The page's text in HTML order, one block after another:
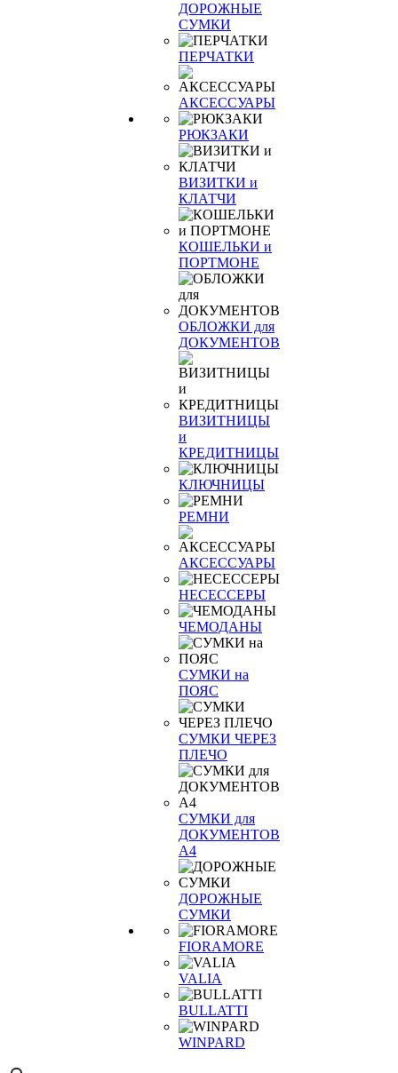
ДОРОЖНЫЕ
СУМКИ
ПЕРЧАТКИ
АКСЕССУАРЫ
РЮКЗАКИ
ВИЗИТКИ и
КЛАТЧИ
КОШЕЛЬКИ и
ПОРТМОНЕ
ОБЛОЖКИ для
ДОКУМЕНТОВ
ВИЗИТНИЦЫ
и
КРЕДИТНИЦЫ
КЛЮЧНИЦЫ
РЕМНИ
АКСЕССУАРЫ
НЕСЕССЕРЫ
ЧЕМОДАНЫ
СУМКИ на
ПОЯС
СУМКИ ЧЕРЕЗ
ПЛЕЧО
СУМКИ для
ДОКУМЕНТОВ
А4
ДОРОЖНЫЕ
СУМКИ
FIORAMORE
VALIA
BULLATTI
WINPARD